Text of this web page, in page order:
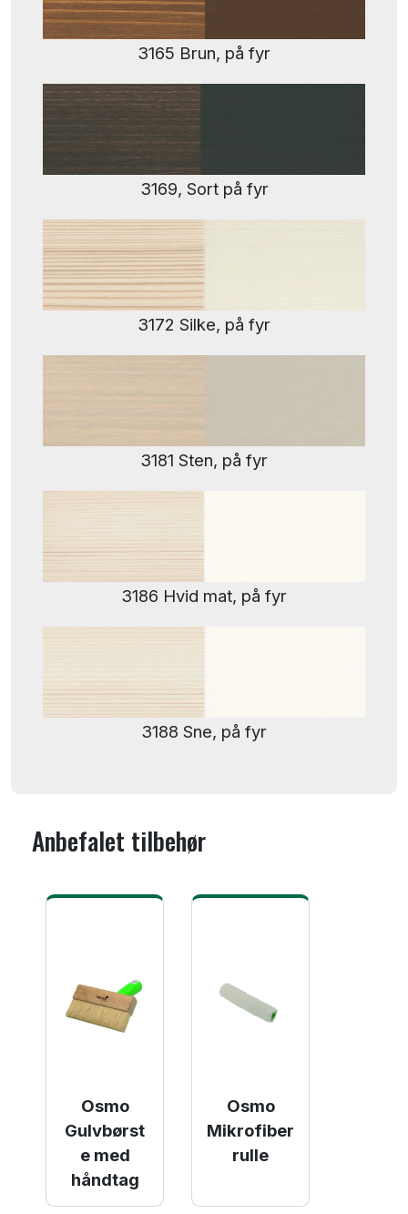
3165 Brun, på fyr
3169, Sort på fyr
3172 Silke, på fyr
3181 Sten, på fyr
3186 Hvid mat, på fyr
3188 Sne, på fyr
Anbefalet tilbehør
Osmo
Gulvbørst
e med
håndtag
Osmo
Mikrofiber
rulle